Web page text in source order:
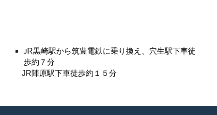
J R黒崎駅から筑豊電鉄に乗り換え、穴生駅下車徒
歩約７分
JR陣原駅下車徒歩約１５分